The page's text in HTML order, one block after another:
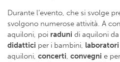
Durante l’evento, che si svolge
svolgono numerose attività. A
aquiloni, poi raduni di aquiloni
didattici per i bambini,
aquiloni, concerti, convegni e